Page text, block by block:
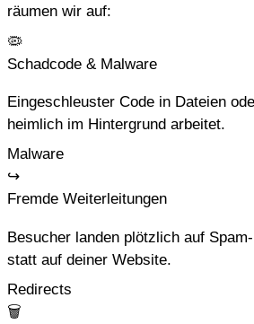
räumen wir auf:
🦠
Schadcode & Malware
Eingeschleuster Code in Dateien
heimlich im Hintergrund arbeitet.
Malware
↪
Fremde Weiterleitungen
Besucher landen plötzlich auf
statt auf deiner Website.
Redirects
🗑